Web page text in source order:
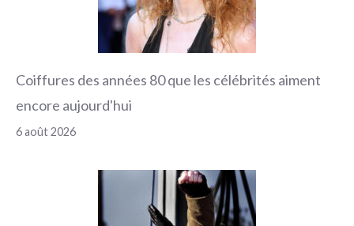
Coiffures des années 80 que les célébrités aiment
encore aujourd'hui
6 août 2026